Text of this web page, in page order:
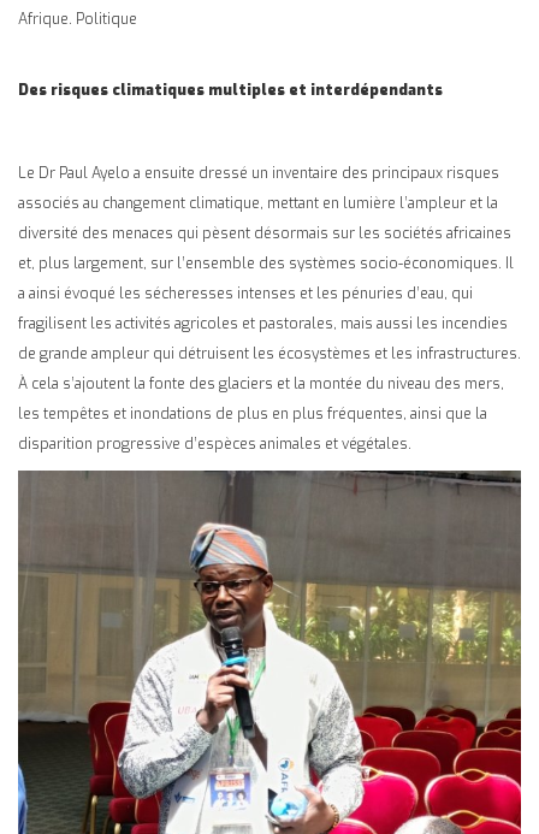
Afrique. Politique
Des risques climatiques multiples et interdépendants
Le Dr Paul Ayelo a ensuite dressé un inventaire des principaux risques
associés au changement climatique, mettant en lumière l’ampleur et la
diversité des menaces qui pèsent désormais sur les sociétés africaines
et, plus largement, sur l’ensemble des systèmes socio-économiques. Il
a ainsi évoqué les sécheresses intenses et les pénuries d’eau, qui
fragilisent les activités agricoles et pastorales, mais aussi les incendies
de grande ampleur qui détruisent les écosystèmes et les infrastructures.
À cela s’ajoutent la fonte des glaciers et la montée du niveau des mers,
les tempêtes et inondations de plus en plus fréquentes, ainsi que la
disparition progressive d’espèces animales et végétales.